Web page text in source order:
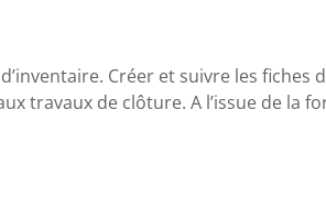
Créer et suivre les fiches
travaux de clôture. A l’issue de la